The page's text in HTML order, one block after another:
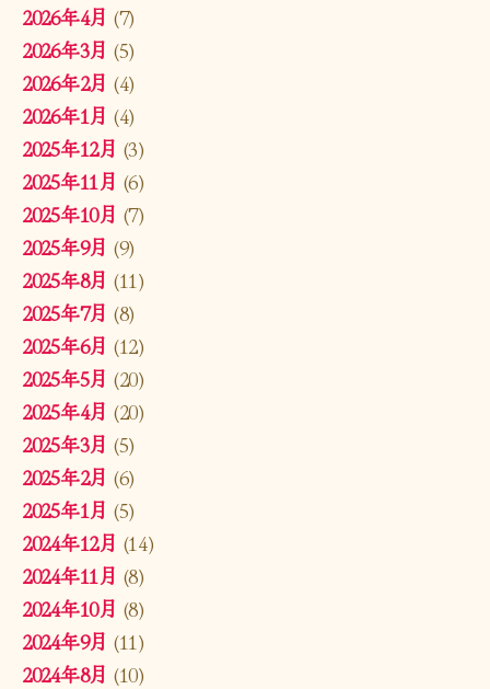
2026年4月 (7)
2026年3月 (5)
2026年2月 (4)
2026年1月 (4)
2025年12月 (3)
2025年11月 (6)
2025年10月 (7)
2025年9月 (9)
2025年8月 (11)
2025年7月 (8)
2025年6月 (12)
2025年5月 (20)
2025年4月 (20)
2025年3月 (5)
2025年2月 (6)
2025年1月 (5)
2024年12月 (14)
2024年11月 (8)
2024年10月 (8)
2024年9月 (11)
2024年8月 (10)